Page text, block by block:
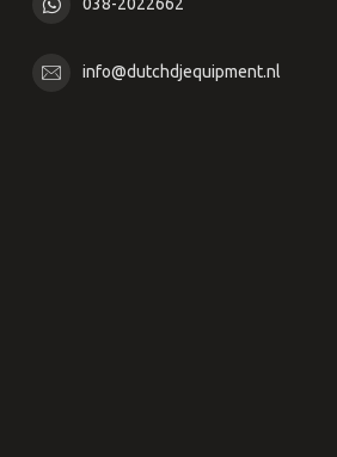
038-2022662
info@dutchdjequipment.nl